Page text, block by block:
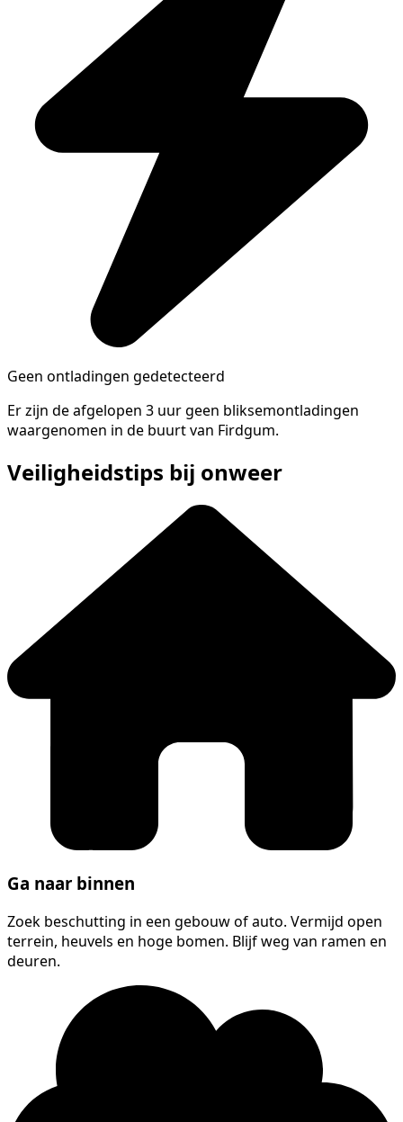
Geen ontladingen gedetecteerd
Er zijn de afgelopen 3 uur geen bliksemontladingen
waargenomen in de buurt van Firdgum.
Veiligheidstips bij onweer
Ga naar binnen
Zoek beschutting in een gebouw of auto. Vermijd open
terrein, heuvels en hoge bomen. Blijf weg van ramen en
deuren.